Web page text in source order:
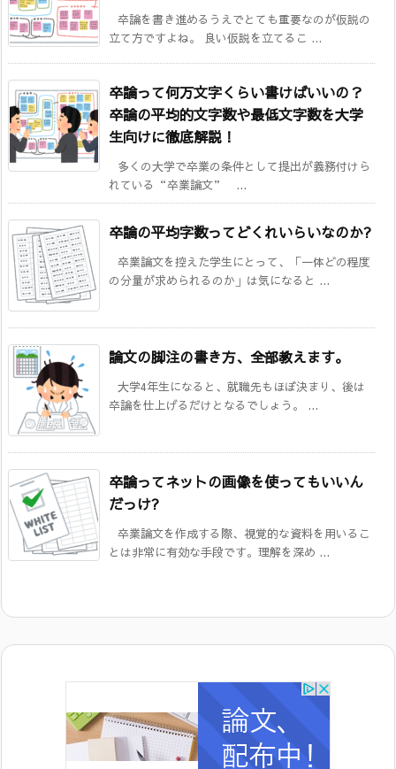
卒論を書き進めるうえでとても重要なのが仮説の
立て方ですよね。 良い仮説を立てるこ ...
卒論って何万文字くらい書けばいいの？
卒論の平均的文字数や最低文字数を大学
生向けに徹底解説！
多くの大学で卒業の条件として提出が義務付けら
れている“卒業論文” ...
卒論の平均字数ってどくれいらいなのか?
卒業論文を控えた学生にとって、「一体どの程度
の分量が求められるのか」は気になると ...
論文の脚注の書き方、全部教えます。
大学4年生になると、就職先もほぼ決まり、後は
卒論を仕上げるだけとなるでしょう。 ...
卒論ってネットの画像を使ってもいいん
だっけ?
卒業論文を作成する際、視覚的な資料を用いるこ
とは非常に有効な手段です。理解を深め ...